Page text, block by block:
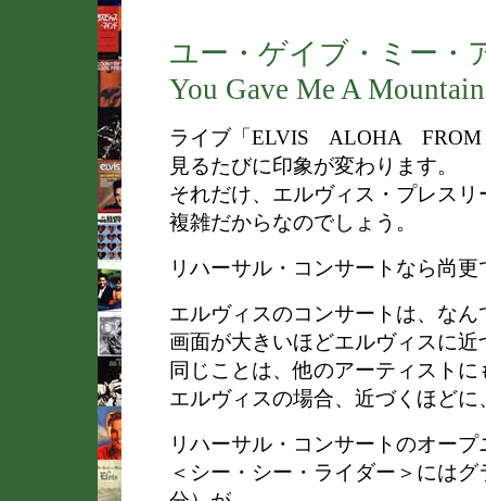
ユー・ゲイブ・ミー・
You Gave Me A Mountain
ライブ「ELVIS ALOHA
見るたびに印象が変わります。
それだけ、エルヴィス・プレスリ
複雑だからなのでしょう。
リハーサル・コンサートなら尚更
エルヴィスのコンサートは、なん
画面が大きいほどエルヴィスに近
同じことは、他のアーティスト
エルヴィスの場合、近づくほど
リハーサル・コンサートのオー
＜シー・シー・ライダー＞には